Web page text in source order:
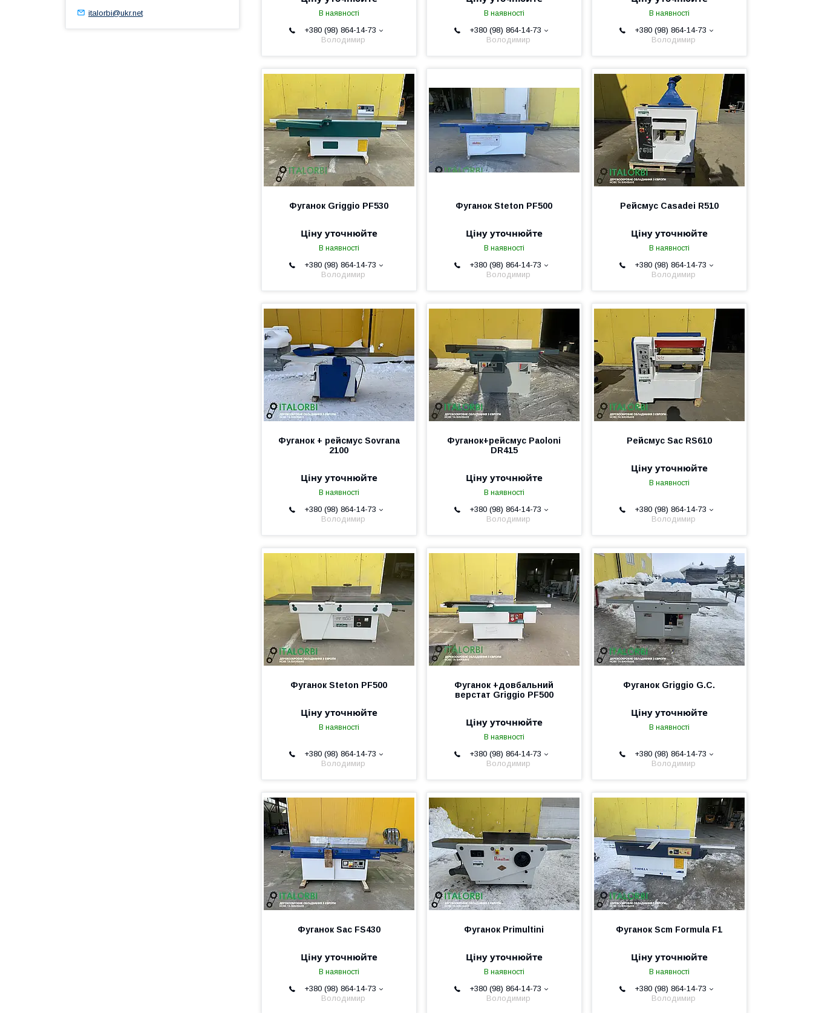
В наявності
+380 (98) 864-14-73
Володимир
В наявності
+380 (98) 864-14-73
Володимир
В наявності
+380 (98) 864-14-73
Володимир
Фуганок Griggio PF530
Ціну уточнюйте
В наявності
+380 (98) 864-14-73
Володимир
Фуганок Steton PF500
Ціну уточнюйте
В наявності
+380 (98) 864-14-73
Володимир
Рейсмус Casadei R510
Ціну уточнюйте
В наявності
+380 (98) 864-14-73
Володимир
Фуганок + рейсмус Sovrana
2100
Ціну уточнюйте
В наявності
+380 (98) 864-14-73
Володимир
Фуганок+рейсмус Paoloni
DR415
Ціну уточнюйте
В наявності
+380 (98) 864-14-73
Володимир
Рейсмус Sac RS610
Ціну уточнюйте
В наявності
+380 (98) 864-14-73
Володимир
Фуганок Steton PF500
Ціну уточнюйте
В наявності
+380 (98) 864-14-73
Володимир
Фуганок +довбальний
верстат Griggio PF500
Ціну уточнюйте
В наявності
+380 (98) 864-14-73
Володимир
Фуганок Griggio G.C.
Ціну уточнюйте
В наявності
+380 (98) 864-14-73
Володимир
Фуганок Sac FS430
Ціну уточнюйте
В наявності
+380 (98) 864-14-73
Володимир
Фуганок Primultini
Ціну уточнюйте
В наявності
+380 (98) 864-14-73
Володимир
Фуганок Scm Formula F1
Ціну уточнюйте
В наявності
+380 (98) 864-14-73
Володимир
italorbi@ukr.net